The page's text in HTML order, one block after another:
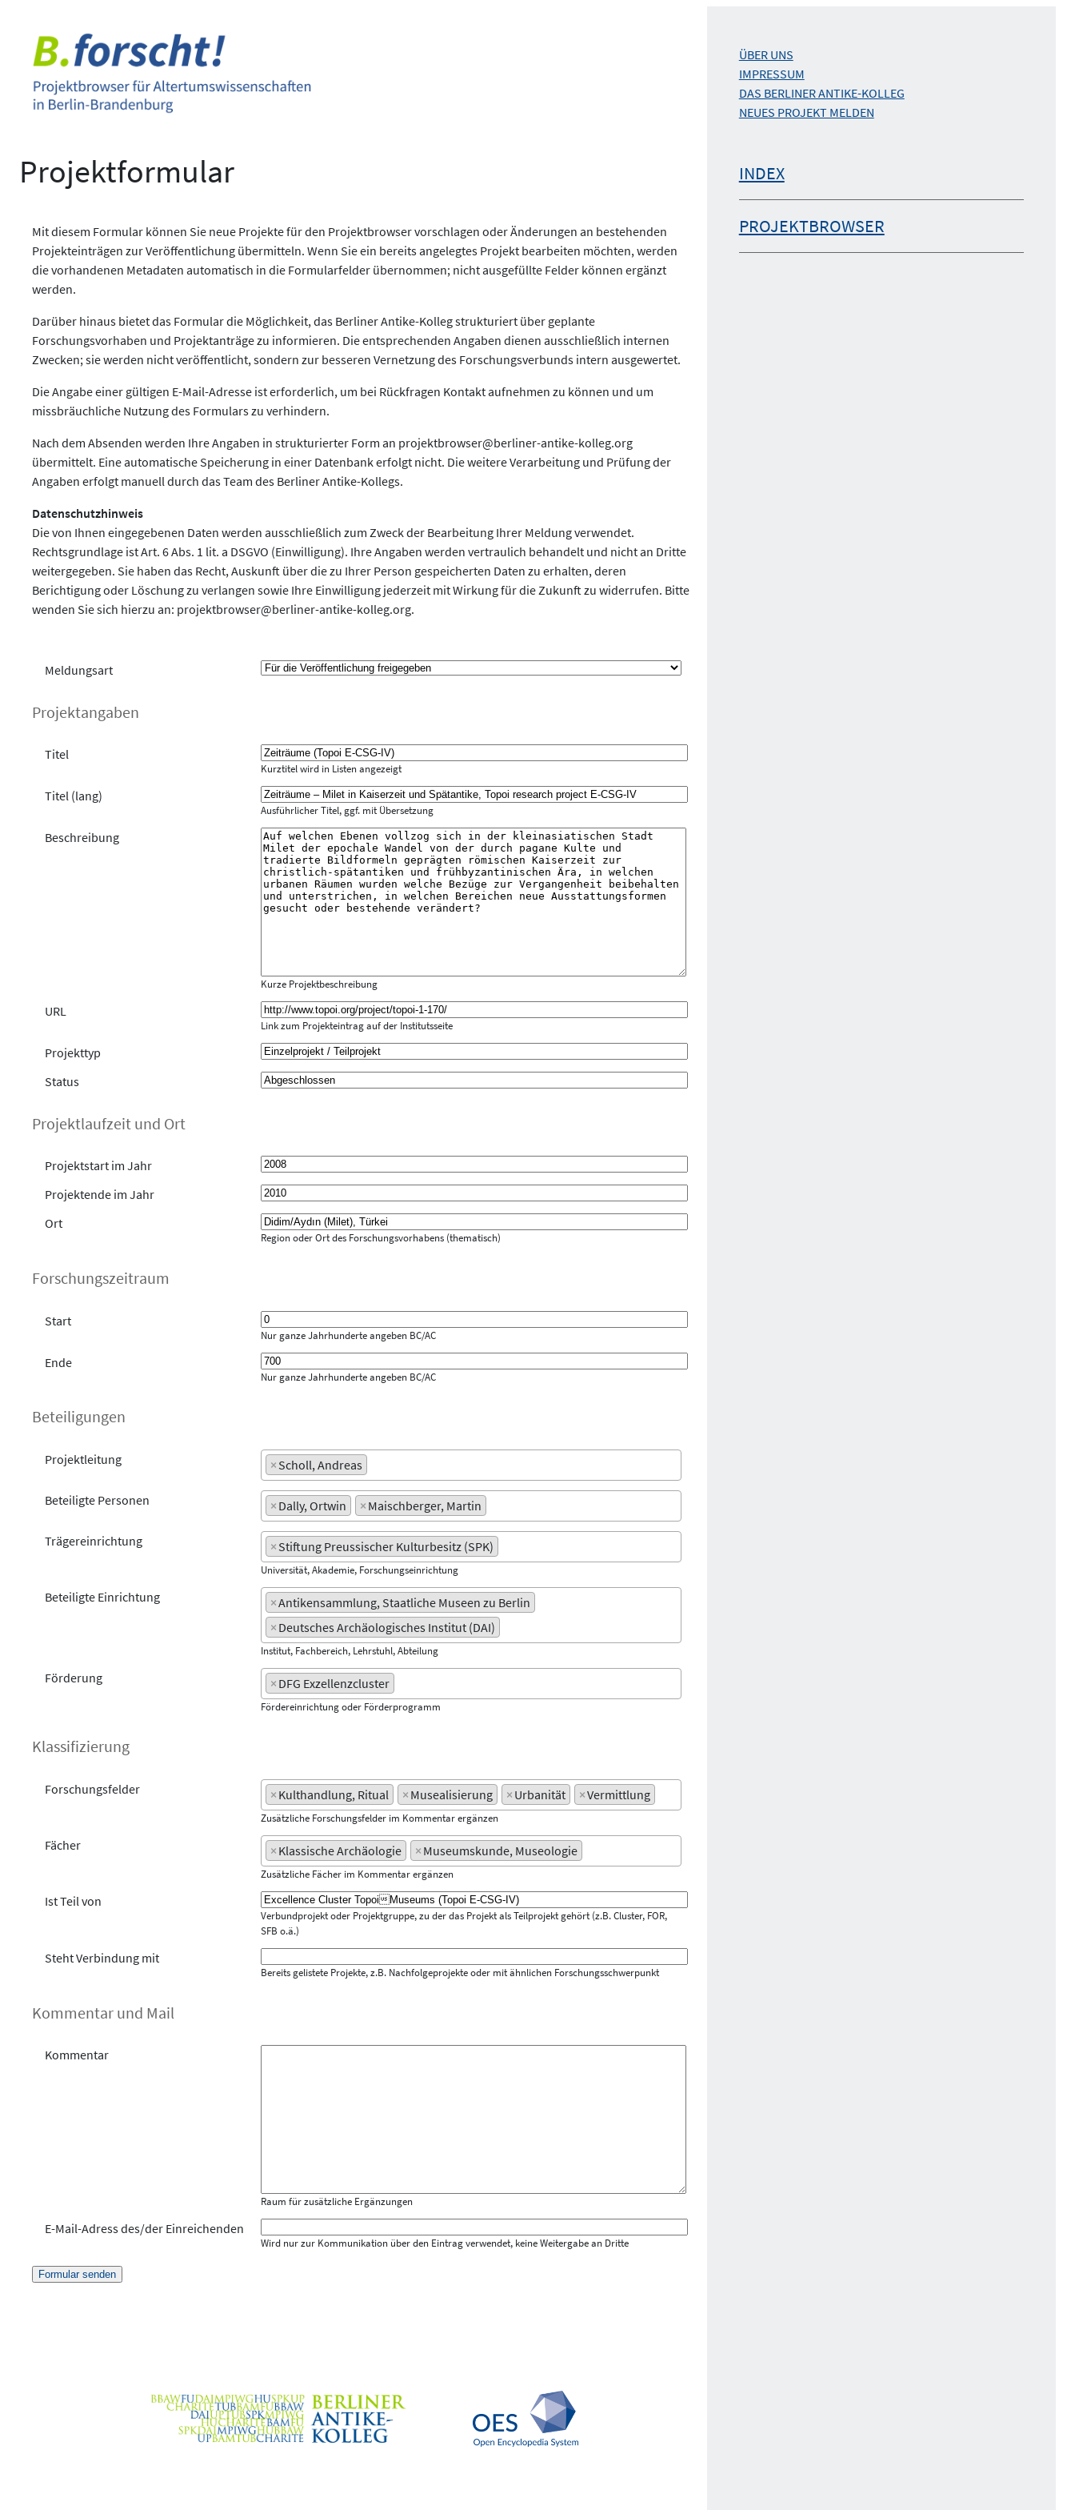
springen
Projektformular
Mit diesem Formular können Sie neue Projekte für den Projektbrowser vorschlagen oder Änderungen an bestehenden
Projekteinträgen zur Veröffentlichung übermitteln. Wenn Sie ein bereits angelegtes Projekt bearbeiten möchten, werden
die vorhandenen Metadaten automatisch in die Formularfelder übernommen; nicht ausgefüllte Felder können ergänzt
werden.
Darüber hinaus bietet das Formular die Möglichkeit, das Berliner Antike-Kolleg strukturiert über geplante
Forschungsvorhaben und Projektanträge zu informieren. Die entsprechenden Angaben dienen ausschließlich internen
Zwecken; sie werden nicht veröffentlicht, sondern zur besseren Vernetzung des Forschungsverbunds intern ausgewertet.
Die Angabe einer gültigen E-Mail-Adresse ist erforderlich, um bei Rückfragen Kontakt aufnehmen zu können und um
missbräuchliche Nutzung des Formulars zu verhindern.
Nach dem Absenden werden Ihre Angaben in strukturierter Form an projektbrowser@berliner-antike-kolleg.org
übermittelt. Eine automatische Speicherung in einer Datenbank erfolgt nicht. Die weitere Verarbeitung und Prüfung der
Angaben erfolgt manuell durch das Team des Berliner Antike-Kollegs.
Datenschutzhinweis
Die von Ihnen eingegebenen Daten werden ausschließlich zum Zweck der Bearbeitung Ihrer Meldung verwendet.
Rechtsgrundlage ist Art. 6 Abs. 1 lit. a DSGVO (Einwilligung). Ihre Angaben werden vertraulich behandelt und nicht an Dritte
weitergegeben. Sie haben das Recht, Auskunft über die zu Ihrer Person gespeicherten Daten zu erhalten, deren
Berichtigung oder Löschung zu verlangen sowie Ihre Einwilligung jederzeit mit Wirkung für die Zukunft zu widerrufen. Bitte
wenden Sie sich hierzu an: projektbrowser@berliner-antike-kolleg.org.
Meldungsart
Projektangaben
Titel
Kurztitel wird in Listen angezeigt
Titel (lang)
Ausführlicher Titel, ggf. mit Übersetzung
Beschreibung
Kurze Projektbeschreibung
URL
Link zum Projekteintrag auf der Institutsseite
Projekttyp
Status
Projektlaufzeit und Ort
Projektstart im Jahr
Projektende im Jahr
Ort
Region oder Ort des Forschungsvorhabens (thematisch)
Forschungszeitraum
Start
Nur ganze Jahrhunderte angeben BC/AC
Ende
Nur ganze Jahrhunderte angeben BC/AC
Beteiligungen
Projektleitung × Scholl, Andreas
Beteiligte Personen × Dally, Ortwin × Maischberger, Martin
Trägereinrichtung × Stiftung Preussischer Kulturbesitz (SPK)
Universität, Akademie, Forschungseinrichtung
Beteiligte Einrichtung ×Antikensammlung, Staatliche Museen zu Berlin
× Deutsches Archäologisches Institut (DAI)
Institut, Fachbereich, Lehrstuhl, Abteilung
Förderung × DFG Exzellenzcluster
Fördereinrichtung oder Förderprogramm
Klassifizierung
Forschungsfelder × Kulthandlung, Ritual × Musealisierung × Urbanität ×Vermittlung
Zusätzliche Forschungsfelder im Kommentar ergänzen
Fächer × Klassische Archäologie × Museumskunde, Museologie
Zusätzliche Fächer im Kommentar ergänzen
Ist Teil von
Verbundprojekt oder Projektgruppe, zu der das Projekt als Teilprojekt gehört (z.B. Cluster, FOR,
SFB o.ä.)
Steht Verbindung mit
Bereits gelistete Projekte, z.B. Nachfolgeprojekte oder mit ähnlichen Forschungsschwerpunkt
Kommentar und Mail
Kommentar
Raum für zusätzliche Ergänzungen
E-Mail-Adress des/der Einreichenden
Wird nur zur Kommunikation über den Eintrag verwendet, keine Weitergabe an Dritte
Formular senden
ÜBER UNS
IMPRESSUM
DAS BERLINER ANTIKE-KOLLEG
NEUES PROJEKT MELDEN
INDEX
PROJEKTBROWSER